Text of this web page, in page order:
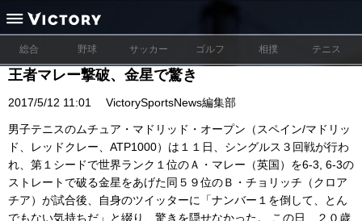
総合 野球 サッカー ゴルフ 相撲 テニス
王者マレー撃破、金星で驚き
2017/5/12 11:01 VictorySportsNews編集部
男子テニスのムチュア・マドリッド・オープン（スペイン/マドリッ
ド、レッドクレー、ATP1000）は１１日、シングルス３回戦が行わ
れ、第１シードで世界ランク１位のＡ・マレー（英国）を6-3, 6-3の
ストレートで破る金星をあげた同５９位のＢ・チョリッチ（クロア
チア）が試合後、自身のツイッターに「ナンバー１を倒して、とん
でもない気持ちだ」と綴り、驚きを隠せなかった。 この日、２０歳